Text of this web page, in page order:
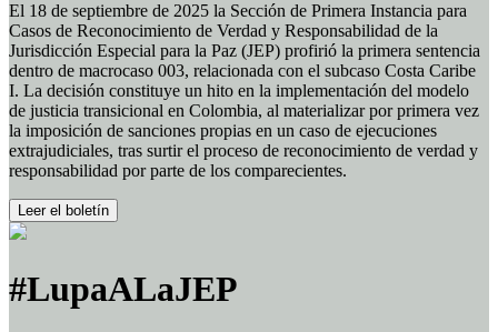
El 18 de septiembre de 2025 la Sección de Primera Instancia para
Casos de Reconocimiento de Verdad y Responsabilidad de la
Jurisdicción Especial para la Paz (JEP) profirió la primera sentencia
dentro de macrocaso 003, relacionada con el subcaso Costa Caribe
I. La decisión constituye un hito en la implementación del modelo
de justicia transicional en Colombia, al materializar por primera vez
la imposición de sanciones propias en un caso de ejecuciones
extrajudiciales, tras surtir el proceso de reconocimiento de verdad y
responsabilidad por parte de los comparecientes.
Leer el boletín
#LupaALaJEP